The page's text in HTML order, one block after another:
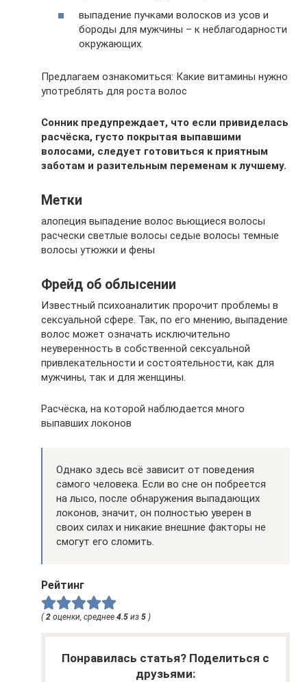
выпадение пучками волосков из усов и
бороды для мужчины – к неблагодарности
окружающих.
Предлагаем ознакомиться: Какие витамины нужно
употреблять для роста волос
Сонник предупреждает, что если привиделась
расчёска, густо покрытая выпавшими
волосами, следует готовиться к приятным
заботам и разительным переменам к лучшему.
Метки
алопеция выпадение волос вьющиеся волосы
расчески светлые волосы седые волосы темные
волосы утюжки и фены
Фрейд об облысении
Известный психоаналитик пророчит проблемы в
сексуальной сфере. Так, по его мнению, выпадение
волос может означать исключительно
неуверенность в собственной сексуальной
привлекательности и состоятельности, как для
мужчины, так и для женщины.
Расчёска, на которой наблюдается много
выпавших локонов
Однако здесь всё зависит от поведения
самого человека. Если во сне он побреется
на лысо, после обнаружения выпадающих
локонов, значит, он полностью уверен в
своих силах и никакие внешние факторы не
смогут его сломить.
Рейтинг
( 2 оценки, среднее 4.5 из 5 )
Понравилась статья? Поделиться с
друзьями: